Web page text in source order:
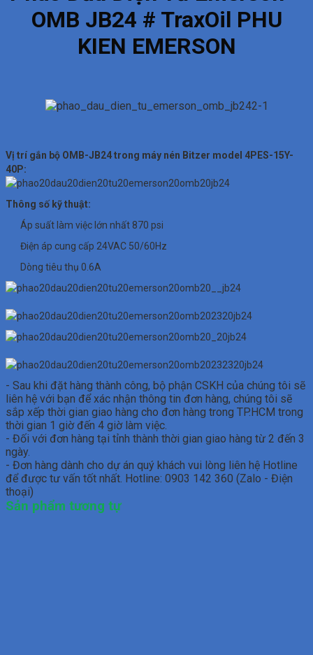
OMB JB24 # TraxOil PHU
KIEN EMERSON
Vị trí gắn bộ OMB-JB24 trong máy nén Bitzer model 4PES-15Y-
40P:
Thông số kỹ thuật:
Áp suất làm việc lớn nhất 870 psi
Điện áp cung cấp 24VAC 50/60Hz
Dòng tiêu thụ 0.6A
- Sau khi đặt hàng thành công, bộ phận CSKH của chúng tôi sẽ
liên hệ với bạn để xác nhận thông tin đơn hàng, chúng tôi sẽ
sắp xếp thời gian giao hàng cho đơn hàng trong TP.HCM trong
thời gian 1 giờ đến 4 giờ làm việc.
- Đối với đơn hàng tại tỉnh thành thời gian giao hàng từ 2 đến 3
ngày.
- Đơn hàng dành cho dự án quý khách vui lòng liên hệ Hotline
để được tư vấn tốt nhất. Hotline: 0903 142 360 (Zalo - Điện
thoại)
Sản phẩm tương tự